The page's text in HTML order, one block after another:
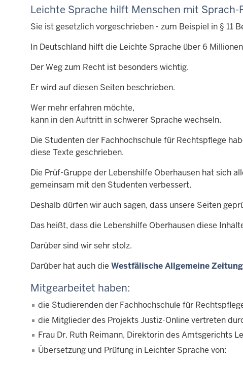
Leichte Sprache hilft Menschen mit Sprach-
Sie ist gesetzlich vorgeschrieben - zum Beispiel in § 11
In Deutschland hilft die Leichte Sprache über 6
Der Weg zum Recht ist besonders wichtig.
Er wird auf diesen Seiten beschrieben.
Wer mehr erfahren möchte,
kann in den Auftritt in schwerer Sprache wechseln.
Die Studenten der Fachhochschule für Rechtspflege
diese Texte geschrieben.
Die Prüf-Gruppe der Lebenshilfe Oberhausen hat sich
gemeinsam mit den Studenten verbessert.
Deshalb dürfen wir auch sagen, dass unsere Seiten
Das heißt, dass die Lebenshilfe Oberhausen diese
Darüber sind wir sehr stolz.
Darüber hat auch die Westfälische Allgemeine Zeitung
Mitgearbeitet haben:
die Studierenden der Fachhochschule für
die Mitglieder des Projekts Justiz-Online vertreten
Frau Dr. Ruth Reimann, Direktorin des Amtsgerichts
Übersetzung und Prüfung in Leichter Sprache von: